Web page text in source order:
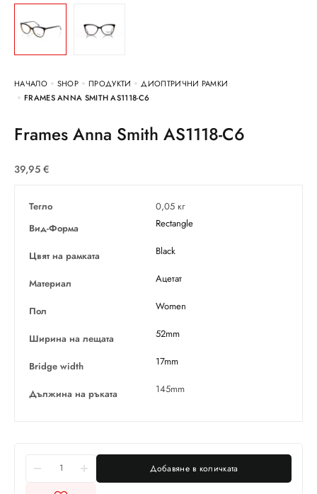
НАЧАЛО SHOP ПРОДУКТИ
ДИОПТРИЧНИ РАМКИ
FRAMES ANNA SMITH AS1118-C6
Frames Anna Smith AS1118-C6
39,95 €
Тегло
0,05 кг
Вид-Форма
Rectangle
Цвят на рамката Black
Материал Ацетат
Пол Women
Ширина на лещата 52mm
Bridge width 17mm
Дължина на ръката 145mm
Добавяне в количката